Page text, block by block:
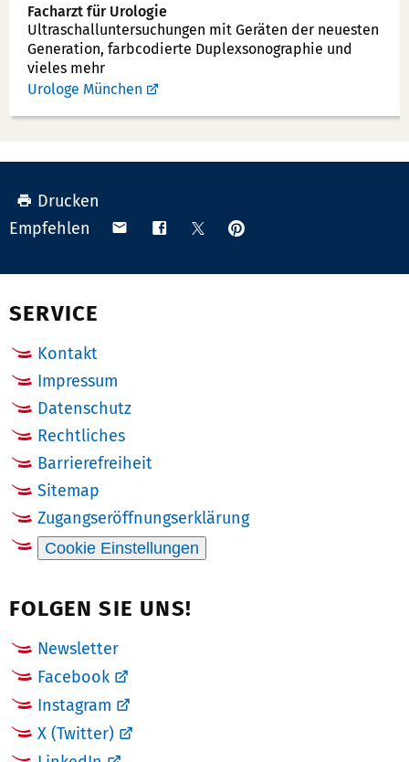
u
m
m
e
r:
Facharzt für Urologie
Ultraschallunter­suchungen mit Geräten der neuesten
Generation, farbcodierte Duplex­sonographie und
vieles mehr
Urologe München
Drucken
Empfehlen
Teilen Teilen TeilenAnpinnen
SERVICE
Kontakt
Impressum
Datenschutz
Rechtliches
Barrierefreiheit
Sitemap
Zugangseröffnungserklärung
Cookie Einstellungen
FOLGEN SIE UNS!
Newsletter
Facebook
Instagram
X (Twitter)